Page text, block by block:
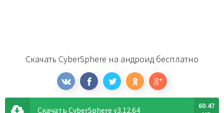
Скачать CyberSphere на андроид бесплатно
Скачать CyberSphere v3.12.64
60.47